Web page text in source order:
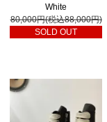
White
80,000円(税込88,000円)
SOLD OUT